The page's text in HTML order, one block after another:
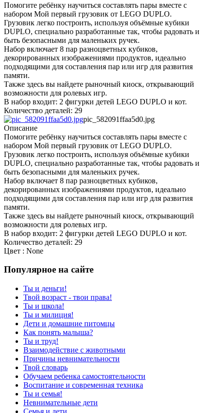
Помогите ребёнку научиться составлять пары вместе с
набором Мой первый грузовик от LEGO DUPLO.
Грузовик легко построить, используя объёмные кубики
DUPLO, специально разработанные так, чтобы радовать и
быть безопасными для маленьких ручек.
Набор включает 8 пар разноцветных кубиков,
декорированных изображениями продуктов, идеально
подходящими для составления пар или игр для развития
памяти.
Также здесь вы найдете рыночный киоск, открывающий
возможности для ролевых игр.
В набор входит: 2 фигурки детей LEGO DUPLO и кот.
Количество деталей: 29
pic_582091ffaa5d0.jpg
Описание
Помогите ребёнку научиться составлять пары вместе с
набором Мой первый грузовик от LEGO DUPLO.
Грузовик легко построить, используя объёмные кубики
DUPLO, специально разработанные так, чтобы радовать и
быть безопасными для маленьких ручек.
Набор включает 8 пар разноцветных кубиков,
декорированных изображениями продуктов, идеально
подходящими для составления пар или игр для развития
памяти.
Также здесь вы найдете рыночный киоск, открывающий
возможности для ролевых игр.
В набор входит: 2 фигурки детей LEGO DUPLO и кот.
Количество деталей: 29
Цвет : None
Популярное на сайте
Ты и деньги!
Твой возраст - твои права!
Ты и школа!
Ты и милиция!
Дети и домашние питомцы
Как понять малыша?
Ты и труд!
Взаимодействие с животными
Причины невнимательности
Твой словарь
Обучаем ребенка самостоятельности
Воспитание и современная техника
Ты и семья!
Невнимательные дети